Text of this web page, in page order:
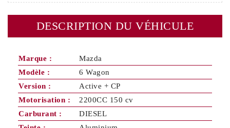
DESCRIPTION DU VÉHICULE
Marque :
Mazda
Modèle :
6 Wagon
Version :
Active + CP
Motorisation :
2200CC 150 cv
Carburant :
DIESEL